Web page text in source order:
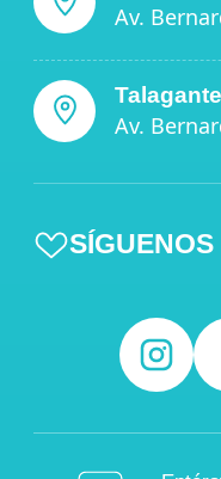
Av.
Talagante
Av.